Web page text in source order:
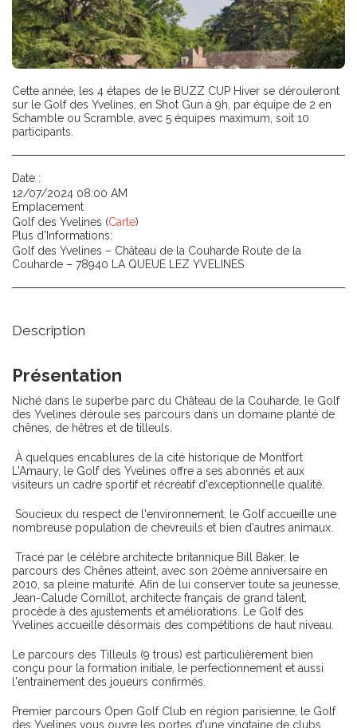
Cette année, les 4 étapes de le BUZZ CUP Hiver se dérouleront
sur le Golf des Yvelines, en Shot Gun à 9h, par équipe de 2 en
Schamble ou Scramble, avec 5 équipes maximum, soit 10
participants.
Date :
12/07/2024 08:00 AM
Emplacement
Golf des Yvelines (Carte)
Plus d'Informations:
Golf des Yvelines – Château de la Couharde Route de la
Couharde – 78940 LA QUEUE LEZ YVELINES
Description
Présentation
Niché dans le superbe parc du Château de la Couharde, le Golf
des Yvelines déroule ses parcours dans un domaine planté de
chênes, de hêtres et de tilleuls.
À quelques encablures de la cité historique de Montfort
L'Amaury, le Golf des Yvelines offre a ses abonnés et aux
visiteurs un cadre sportif et récréatif d'exceptionnelle qualité.
Soucieux du respect de l'environnement, le Golf accueille une
nombreuse population de chevreuils et bien d'autres animaux.
Tracé par le célèbre architecte britannique Bill Baker, le
parcours des Chênes atteint, avec son 20ème anniversaire en
2010, sa pleine maturité. Afin de lui conserver toute sa jeunesse,
Jean-Calude Cornillot, architecte français de grand talent,
procède à des ajustements et améliorations. Le Golf des
Yvelines accueille désormais des compétitions de haut niveau.
Le parcours des Tilleuls (9 trous) est particulièrement bien
conçu pour la formation initiale, le perfectionnement et aussi
l'entrainement des joueurs confirmés.
Premier parcours Open Golf Club en région parisienne, le Golf
des Yvelines vous ouvre les portes d'une vingtaine de clubs